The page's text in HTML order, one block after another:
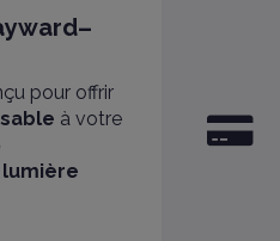
pour offrir
à votre
lumière